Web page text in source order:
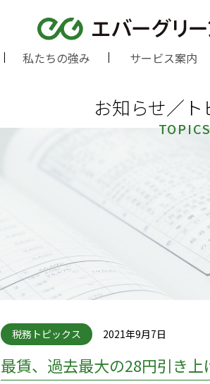
私たちの強み サービス案内
お知らせ／ト
税務トピックス 2021年9月7日
最賃、過去最大の28円引き上